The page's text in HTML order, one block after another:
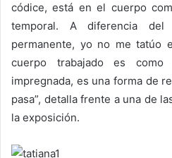
códice, está en el cuerpo
temporal. A diferencia
permanente, yo no me tatúo
cuerpo trabajado es
impregnada, es una forma de
pasa”, detalla frente a una de
la exposición.